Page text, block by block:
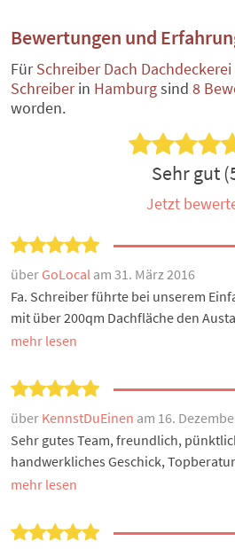
Bewertungen und
FürSchreiber Dach
Schreiberin Hamburgsind 8
worden.
Sehr gut
Jetzt
über GoLocal am 31. März 2016
Fa. Schreiber führte bei unserem
mit über 200qm Dachfläche den
mehr lesen
über KennstDuEinen am 16.
Sehr gutes Team, freundlich,
handwerkliches Geschick,
mehr lesen